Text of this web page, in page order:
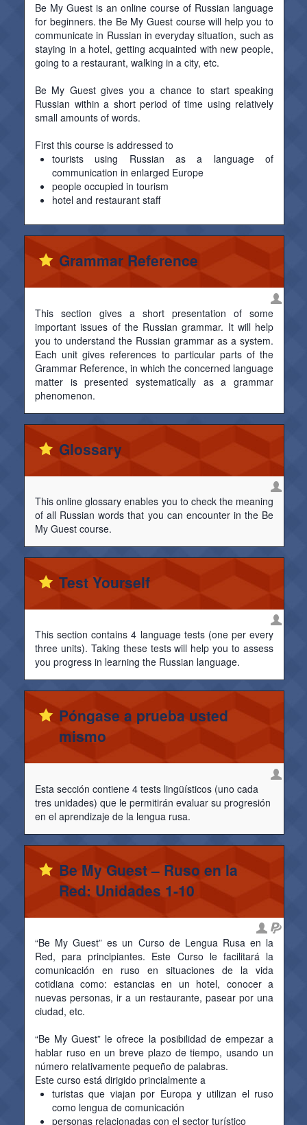
Be My Guest is an online course of Russian language
for beginners. the Be My Guest course will help you to
communicate in Russian in everyday situation, such as
staying in a hotel, getting acquainted with new people,
going to a restaurant, walking in a city, etc.
Be My Guest gives you a chance to start speaking
Russian within a short period of time using relatively
small amounts of words.
First this course is addressed to
tourists using Russian as a language of
communication in enlarged Europe
people occupied in tourism
hotel and restaurant staff
Grammar Reference
This section gives a short presentation of some
important issues of the Russian grammar. It will help
you to understand the Russian grammar as a system.
Each unit gives references to particular parts of the
Grammar Reference, in which the concerned language
matter is presented systematically as a grammar
phenomenon.
Glossary
This online glossary enables you to check the meaning
of all Russian words that you can encounter in the Be
My Guest course.
Test Yourself
This section contains 4 language tests (one per every
three units). Taking these tests will help you to assess
you progress in learning the Russian language.
Póngase a prueba usted
mismo
Esta sección contiene 4 tests lingüísticos (uno cada
tres unidades) que le permitirán evaluar su progresión
en el aprendizaje de la lengua rusa.
Be My Guest – Ruso en la
Red: Unidades 1-10
“Be My Guest” es un Curso de Lengua Rusa en la
Red, para principiantes. Este Curso le facilitará la
comunicación en ruso en situaciones de la vida
cotidiana como: estancias en un hotel, conocer a
nuevas personas, ir a un restaurante, pasear por una
ciudad, etc.
“Be My Guest” le ofrece la posibilidad de empezar a
hablar ruso en un breve plazo de tiempo, usando un
número relativamente pequeño de palabras.
Este curso está dirigido princialmente a
turistas que viajan por Europa y utilizan el ruso
como lengua de comunicación
personas relacionadas con el sector turístico